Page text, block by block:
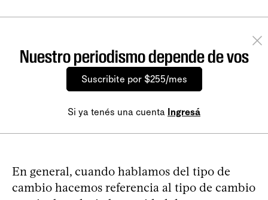
Nuestro periodismo depende de vos
Suscribite por $255/mes
Si ya tenés una cuenta Ingresá
En general, cuando hablamos del tipo de
cambio hacemos referencia al tipo de cambio